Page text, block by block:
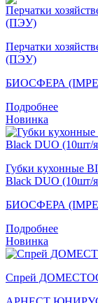
Перчатки
(ПЭУ)
БИОСФЕРА
Подробнее
Новинка
Губки кухонные
Black DUO
БИОСФЕРА
Подробнее
Новинка
Спрей ДОМЕСТОС